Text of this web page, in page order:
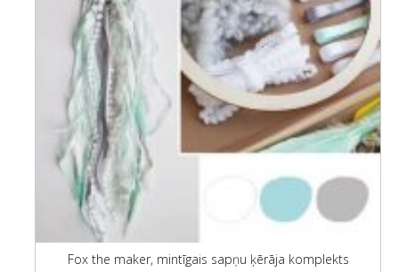
Fox the maker, mintīgais sapņu ķērāja komplekts